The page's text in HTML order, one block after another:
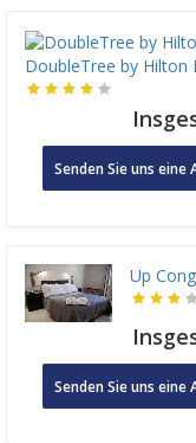
DoubleTree by Hilton
Senden Sie uns eine
Up
Senden Sie uns eine